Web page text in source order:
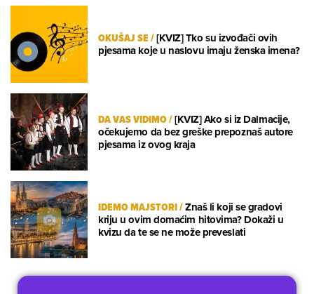
OKUŠAJ SE/[KVIZ] Tko su izvođači ovih
pjesama koje u naslovu imaju ženska imena?
DA VAS VIDIMO/[KVIZ] Ako si iz Dalmacije,
očekujemo da bez greške prepoznaš autore
pjesama iz ovog kraja
IDEMO MAJSTORI/Znaš li koji se gradovi
kriju u ovim domaćim hitovima? Dokaži u
kvizu da te se ne može preveslati